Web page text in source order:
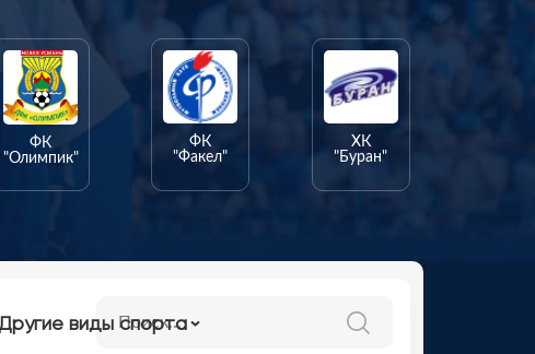
ФК
"Олимпик"
ФК
"Факел"
ХК
"Буран"
виды спорта